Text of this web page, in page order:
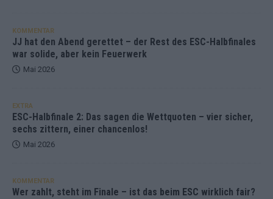
KOMMENTAR
JJ hat den Abend gerettet – der Rest des ESC-Halbfinales
war solide, aber kein Feuerwerk
Mai 2026
EXTRA
ESC-Halbfinale 2: Das sagen die Wettquoten – vier sicher,
sechs zittern, einer chancenlos!
Mai 2026
KOMMENTAR
Wer zahlt, steht im Finale – ist das beim ESC wirklich fair?